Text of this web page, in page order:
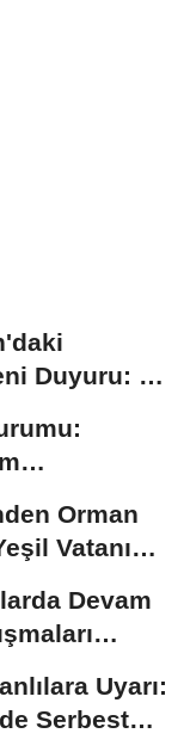
Duyuru: 11
Orman
Vatanı
Devam
Uyarı:
Serbest